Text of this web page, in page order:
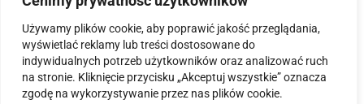
Używamy plików cookie, aby poprawić jakość przeglądania,
wyświetlać reklamy lub treści dostosowane do
indywidualnych potrzeb użytkowników oraz analizować ruch
na stronie. Kliknięcie przycisku „Akceptuj wszystkie” oznacza
zgodę na wykorzystywanie przez nas plików cookie.
Godziny otwarcia:
8:00-16:00